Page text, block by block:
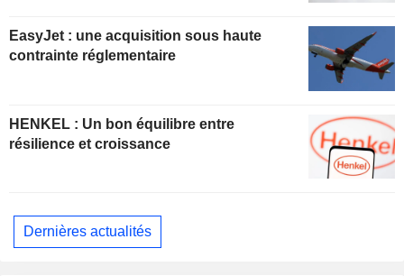
EasyJet : une acquisition sous haute
contrainte réglementaire
HENKEL : Un bon équilibre entre
résilience et croissance
Dernières actualités